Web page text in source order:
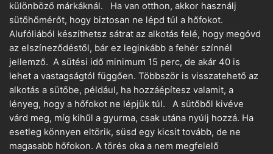
különböző márkáknál. Ha van otthon, akkor használj
sütőhőmérőt, hogy biztosan ne lépd túl a hőfokot.
Alufóliából készíthetsz sátrat az alkotás felé, hogy megóvd
az elszíneződéstől, bár ez leginkább a fehér színnél
jellemző. A sütési idő minimum 15 perc, de akár 40 is
lehet a vastagságtól függően. Többször is visszatehető az
alkotás a sütőbe, például, ha hozzáépítesz valamit, a
lényeg, hogy a hőfokot ne lépjük túl. A sütőből kivéve
várd meg, míg kihűl a gyurma, csak utána nyúlj hozzá. Ha
esetleg könnyen eltörik, süsd egy kicsit tovább, de ne
magasabb hőfokon. A törés oka a nem megfelelő